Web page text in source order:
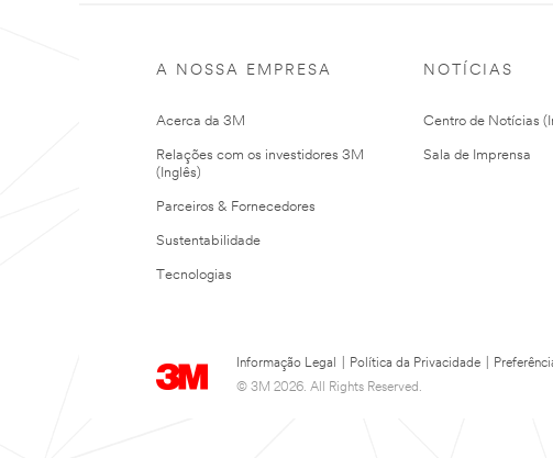
A NOSSA EMPRESA
Acerca da 3M
Relações com os investidores 3M
(Inglês)
Parceiros & Fornecedores
Sustentabilidade
Tecnologias
NOTÍCIAS
Centro de Notícias
Sala de Imprensa
Informação Legal Política da Privacidade
© 3M 2026. All Rights Reserved.